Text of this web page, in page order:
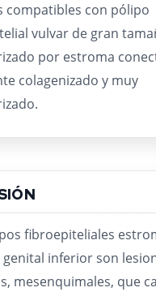
compatibles con pólipo
vulvar de gran
por estroma
colagenizado y muy
fibroepiteliales
inferior son
mesenquimales, que